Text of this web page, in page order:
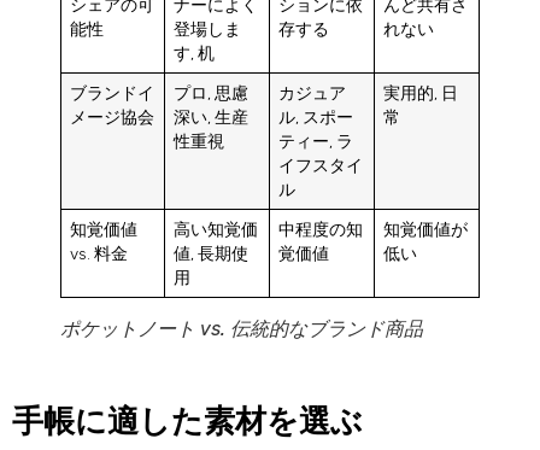
シェアの可
能性
ナーによく
登場しま
す, 机
ションに依
存する
んど共有さ
れない
ブランドイ
メージ協会
プロ, 思慮
深い, 生産
性重視
カジュア
ル, スポー
ティー, ラ
イフスタイ
ル
実用的, 日
常
知覚価値
vs. 料金
高い知覚価
値, 長期使
用
中程度の知
覚価値
知覚価値が
低い
ポケットノート vs. 伝統的なブランド商品
手帳に適した素材を選ぶ